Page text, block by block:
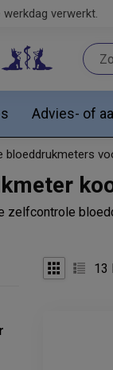
werkdag verwerkt.
Advies- of
bloeddrukmeters
zelfcontrole
13